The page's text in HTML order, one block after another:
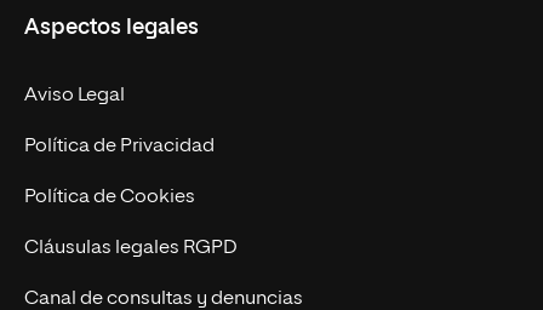
Empresa
MBA
Marketing y Comunicación
Ingeniería
Diseño
Ciencias de la Salud
Nuestro Equipo
Contacto
Aspectos legales
Aviso Legal
Política de Privacidad
Política de Cookies
Cláusulas legales RGPD
Canal de consultas y denuncias